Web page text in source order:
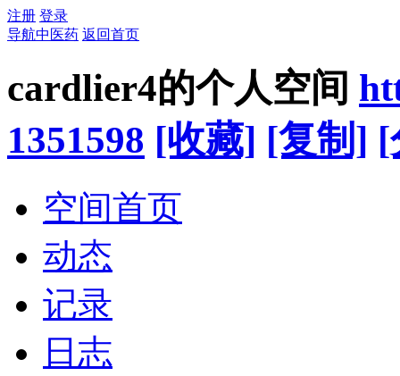
注册 登录
导航中医药 返回首页
cardlier4的个人空间
1351598 [收藏] [复制] [
空间首页
动态
记录
日志